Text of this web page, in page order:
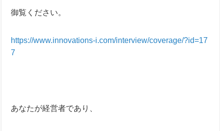
御覧ください。
https://www.innovations-i.com/interview/coverage/?id=17
7
あなたが経営者であり、